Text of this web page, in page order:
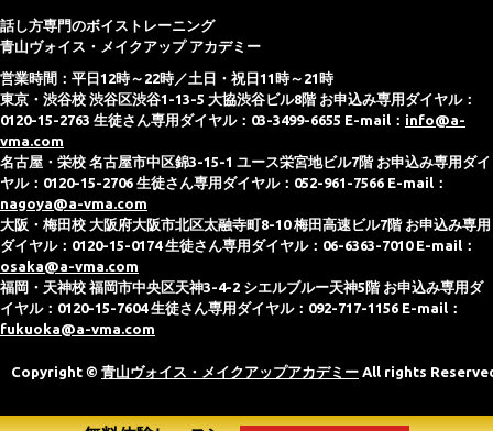
話し方専門のボイストレーニング
青山ヴォイス・メイクアップ アカデミー
営業時間：平日12時～22時／土日・祝日11時～21時
東京・渋谷校 渋谷区渋谷1-13-5 大協渋谷ビル8階 お申込み専用ダイヤル：
0120-15-2763 生徒さん専用ダイヤル：03-3499-6655 E-mail： info@a-
vma.com
名古屋・栄校 名古屋市中区錦3-15-1 ユース栄宮地ビル7階 お申込み専用ダイ
ヤル：0120-15-2706 生徒さん専用ダイヤル：052-961-7566 E-mail：
nagoya@a-vma.com
大阪・梅田校 大阪府大阪市北区太融寺町8-10 梅田高速ビル7階 お申込み専用
ダイヤル：0120-15-0174 生徒さん専用ダイヤル：06-6363-7010 E-mail：
osaka@a-vma.com
福岡・天神校 福岡市中央区天神3-4-2 シエルブルー天神5階 お申込み専用ダ
イヤル：0120-15-7604 生徒さん専用ダイヤル：092-717-1156 E-mail：
fukuoka@a-vma.com
Copyright © 青山ヴォイス・メイクアップアカデミー All rights